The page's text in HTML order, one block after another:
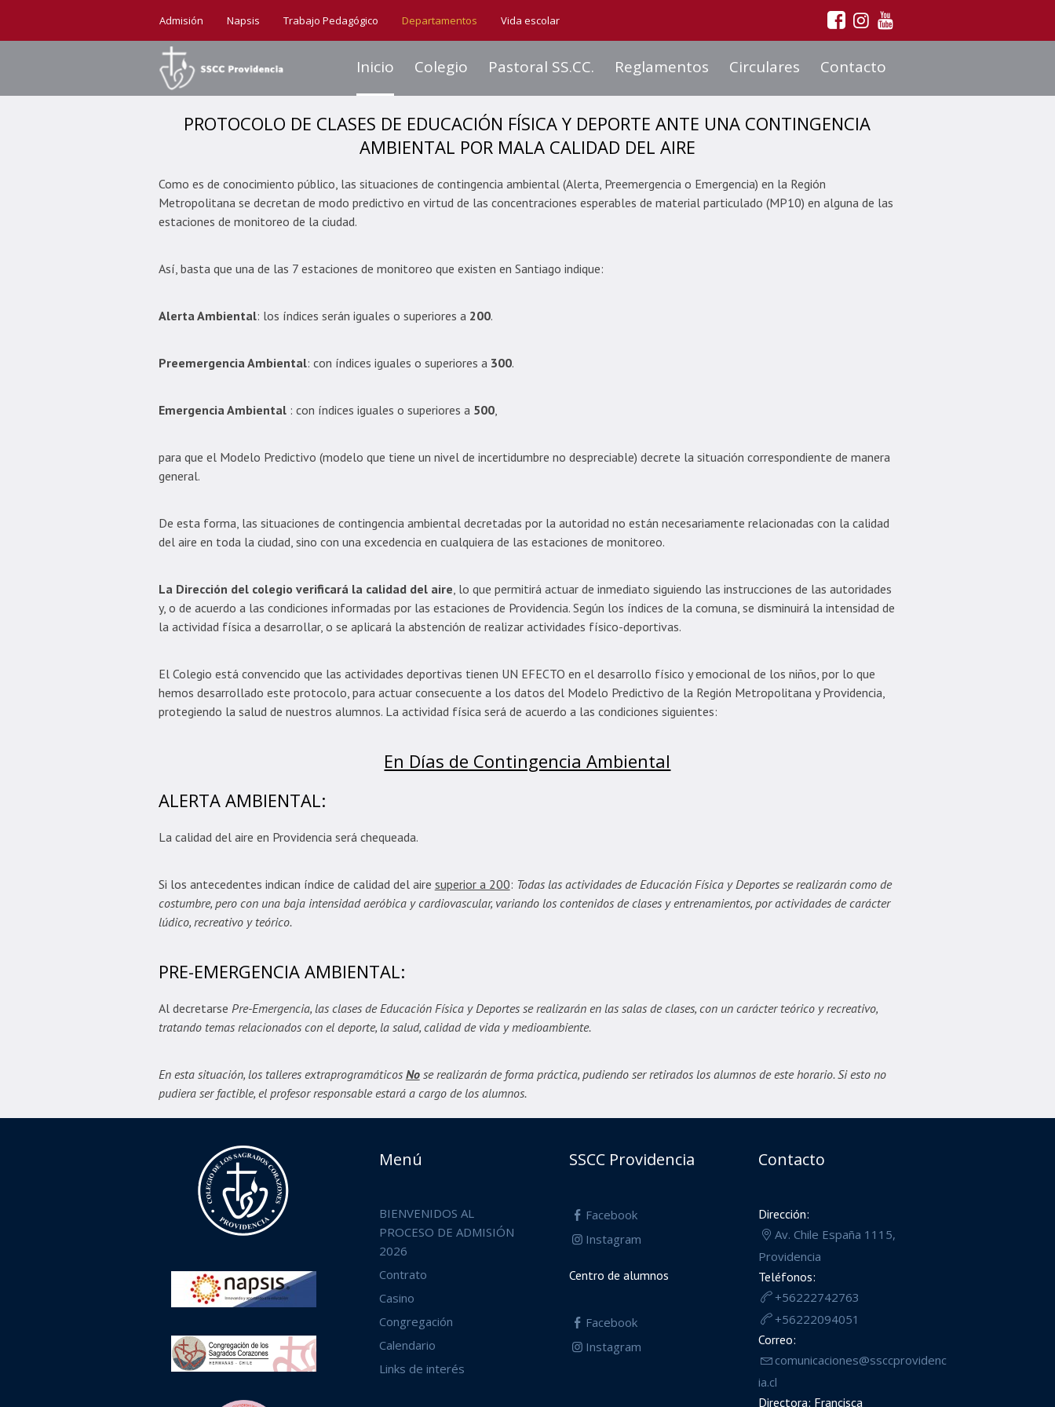
Admisión Napsis Trabajo Pedagógico Departamentos Vida escolar
Inicio Colegio Pastoral SS.CC. Reglamentos Circulares Contacto
PROTOCOLO DE CLASES DE EDUCACIÓN FÍSICA Y DEPORTE ANTE UNA CONTINGENCIA
AMBIENTAL POR MALA CALIDAD DEL AIRE
Como es de conocimiento público, las situaciones de contingencia ambiental (Alerta, Preemergencia o Emergencia) en la Región
Metropolitana se decretan de modo predictivo en virtud de las concentraciones esperables de material particulado (MP10) en alguna de las
estaciones de monitoreo de la ciudad.
Así, basta que una de las 7 estaciones de monitoreo que existen en Santiago indique:
Alerta Ambiental: los índices serán iguales o superiores a 200.
Preemergencia Ambiental: con índices iguales o superiores a 300.
Emergencia Ambiental: con índices iguales o superiores a 500,
para que el Modelo Predictivo (modelo que tiene un nivel de incertidumbre no despreciable) decrete la situación correspondiente de manera
general.
De esta forma, las situaciones de contingencia ambiental decretadas por la autoridad no están necesariamente relacionadas con la calidad
del aire en toda la ciudad, sino con una excedencia en cualquiera de las estaciones de monitoreo.
La Dirección del colegio verificará la calidad del aire, lo que permitirá actuar de inmediato siguiendo las instrucciones de las autoridades
y, o de acuerdo a las condiciones informadas por las estaciones de Providencia. Según los índices de la comuna, se disminuirá la intensidad de
la actividad física a desarrollar, o se aplicará la abstención de realizar actividades físico-deportivas.
El Colegio está convencido que las actividades deportivas tienen UN EFECTO en el desarrollo físico y emocional de los niños, por lo que
hemos desarrollado este protocolo, para actuar consecuente a los datos del Modelo Predictivo de la Región Metropolitana y Providencia,
protegiendo la salud de nuestros alumnos. La actividad física será de acuerdo a las condiciones siguientes:
En Días de Contingencia Ambiental
ALERTA AMBIENTAL:
La calidad del aire en Providencia será chequeada.
Si los antecedentes indican índice de calidad del aire superior a 200: Todas las actividades de Educación Física y Deportes se realizarán como de
costumbre, pero con una baja intensidad aeróbica y cardiovascular, variando los contenidos de clases y entrenamientos, por actividades de carácter
lúdico, recreativo y teórico.
PRE-EMERGENCIA AMBIENTAL:
Al decretarse Pre-Emergencia, las clases de Educación Física y Deportes se realizarán en las salas de clases, con un carácter teórico y recreativo,
tratando temas relacionados con el deporte, la salud, calidad de vida y medioambiente.
En esta situación, los talleres extraprogramáticos Nose realizarán de forma práctica, pudiendo ser retirados los alumnos de este horario. Si esto no
pudiera ser factible, el profesor responsable estará a cargo de los alumnos.
Menú
BIENVENIDOS AL
PROCESO DE ADMISIÓN
2026
Contrato
Casino
Congregación
Calendario
Links de interés
SSCC Providencia
Facebook
Instagram
Centro de alumnos
Facebook
Instagram
Contacto
Dirección:
Av. Chile España 1115,
Providencia
Teléfonos:
+56222742763
+56222094051
Correo:
comunicaciones@ssccprovidenc
ia.cl
Directora: Francisca